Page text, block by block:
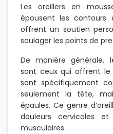
Les oreillers en
épousent les
offrent un soutien
soulager les points de
De manière générale,
sont ceux qui offrent le
sont spécifiquement
seulement la tête,
épaules. Ce genre
douleurs cervicales
musculaires.